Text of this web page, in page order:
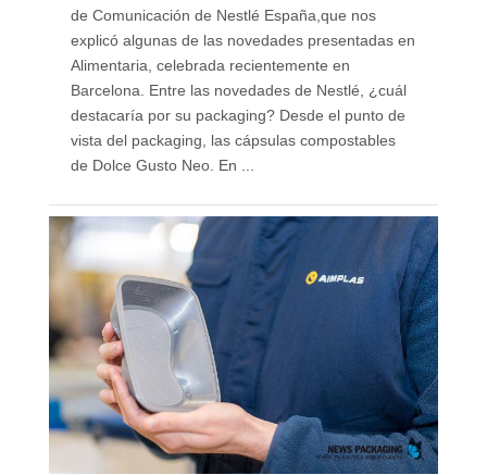
de Comunicación de Nestlé España,que nos
explicó algunas de las novedades presentadas en
Alimentaria, celebrada recientemente en
Barcelona. Entre las novedades de Nestlé, ¿cuál
destacaría por su packaging? Desde el punto de
vista del packaging, las cápsulas compostables
de Dolce Gusto Neo. En ...